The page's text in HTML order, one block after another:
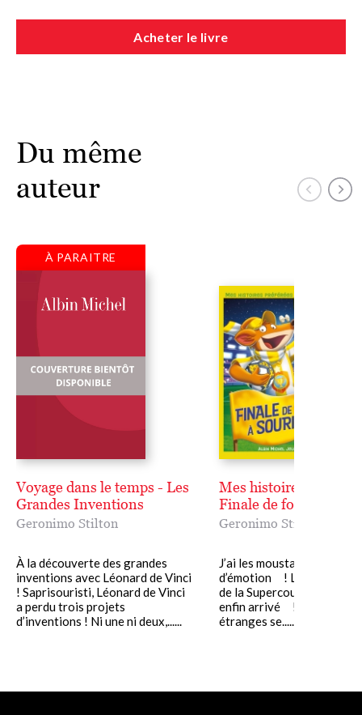
Acheter le livre
Du même
auteur
À PARAITRE
Voyage dans le temps - Les
Grandes Inventions
Geronimo Stilton
À la découverte des grandes
inventions avec Léonard de Vinci
! Saprisouristi, Léonard de Vinci
a perdu trois projets
d’inventions ! Ni une ni deux,......
Mes histoires
Finale de foot à
Geronimo Stilton
J’ai les moustaches qui
d’émotion ! Le jour de la
de la Supercoupe des
enfin arrivé ! Hélas, des
étranges se......